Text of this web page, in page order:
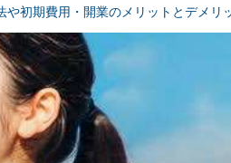
初期費用・開業のメリットとデメリ